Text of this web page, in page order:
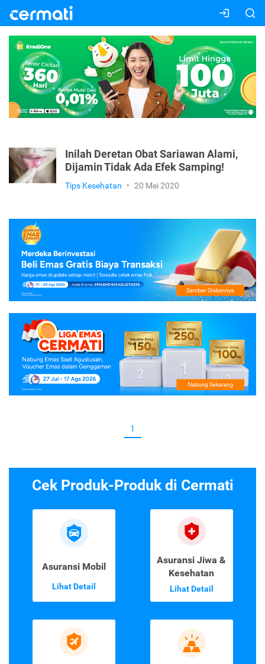
Inilah Deretan Obat Sariawan Alami,
Dijamin Tidak Ada Efek Samping!
Tips Kesehatan • 20 Mei 2020
1
Cek Produk-Produk di Cermati
Asuransi Mobil
Lihat Detail
Asuransi Jiwa &
Kesehatan
Lihat Detail